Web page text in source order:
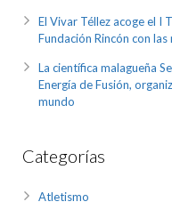
El Vivar Téllez acoge el I
Fundación Rincón con
La científica malagueña
Energía de Fusión,
mundo
Categorías
Atletismo